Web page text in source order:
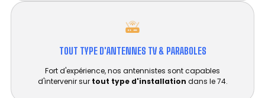
TOUT TYPE D'ANTENNES TV & PARABOLES
Fort d'expérience, nos antennistes sont capables
d'intervenir sur tout type d'installation dans le 74.